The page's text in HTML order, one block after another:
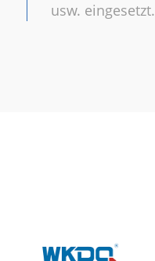
usw. eingesetzt.